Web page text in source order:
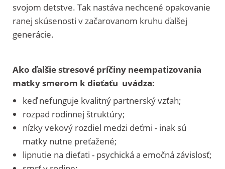
svojom detstve. Tak nastáva nechcené opakovanie
ranej skúsenosti v začarovanom kruhu ďalšej
generácie.
Ako ďalšie stresové príčiny neempatizovania
matky smerom k dieťaťu uvádza:
keď nefunguje kvalitný partnerský vzťah;
rozpad rodinnej štruktúry;
nízky vekový rozdiel medzi deťmi - inak sú
matky nutne preťažené;
lipnutie na dieťati - psychická a emočná závislosť;